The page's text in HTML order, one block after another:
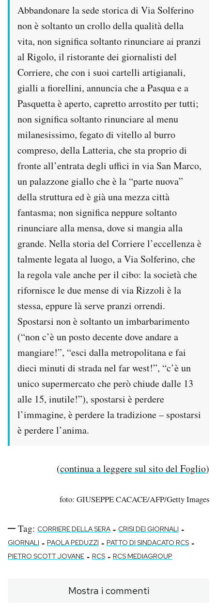
Abbandonare la sede storica di Via Solferino
non è soltanto un crollo della qualità della
vita, non significa soltanto rinunciare ai pranzi
al Rigolo, il ristorante dei giornalisti del
Corriere, che con i suoi cartelli artigianali,
gialli a fiorellini, annuncia che a Pasqua e a
Pasquetta è aperto, capretto arrostito per tutti;
non significa soltanto rinunciare al menu
milanesissimo, fegato di vitello al burro
compreso, della Latteria, che sta proprio di
fronte all’entrata degli uffici in via San Marco,
un palazzone giallo che è la “parte nuova”
della struttura ed è già una mezza città
fantasma; non significa neppure soltanto
rinunciare alla mensa, dove si mangia alla
grande. Nella storia del Corriere l’eccellenza è
talmente legata al luogo, a Via Solferino, che
la regola vale anche per il cibo: la società che
rifornisce le due mense di via Rizzoli è la
stessa, eppure là serve pranzi orrendi.
Spostarsi non è soltanto un imbarbarimento
(“non c’è un posto decente dove andare a
mangiare!”, “esci dalla metropolitana e fai
dieci minuti di strada nel far west!”, “c’è un
unico supermercato che però chiude dalle 13
alle 15, inutile!”), spostarsi è perdere
l’immagine, è perdere la tradizione – spostarsi
è perdere l’anima.
(continua a leggere sul sito del Foglio)
foto: GIUSEPPE CACACE/AFP/Getty Images
Tag: CORRIERE DELLA SERA - CRISI DEI GIORNALI -
GIORNALI - PAOLA PEDUZZI - PATTO DI SINDACATO RCS -
PIETRO SCOTT JOVANE - RCS - RCS MEDIAGROUP
Mostra i commenti